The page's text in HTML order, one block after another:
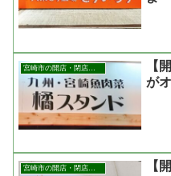
【
が
宮崎市の開店・閉店まとめ
【